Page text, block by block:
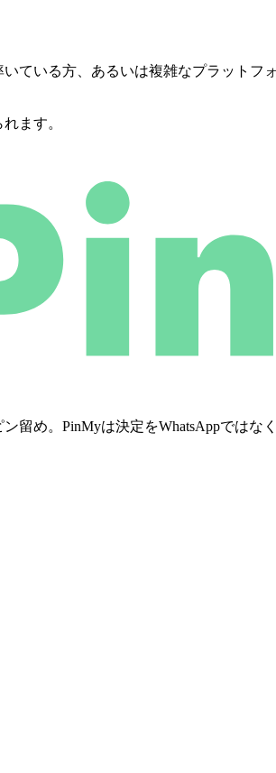
ている方、あるいは複雑なプラットフ
ます。
留め。PinMyは決定をWhatsAppではな